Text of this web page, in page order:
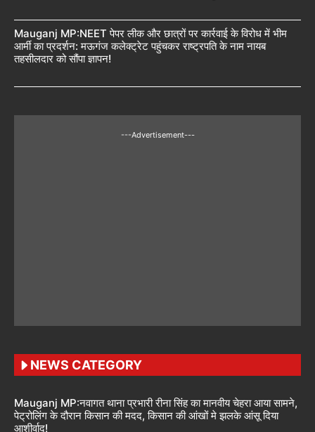
Mauganj MP:NEET पेपर लीक और छात्रों पर कार्रवाई के विरोध में भीम
आर्मी का प्रदर्शन: मऊगंज कलेक्ट्रेट पहुंचकर राष्ट्रपति के नाम नायब
तहसीलदार को सौंपा ज्ञापन!
---Advertisement---
NEWS CATEGORY
Mauganj MP:नवागत थाना प्रभारी रीना सिंह का मानवीय चेहरा आया सामने,
पेट्रोलिंग के दौरान किसान की मदद, किसान की आंखों मे झलके आंसू दिया
आशीर्वाद!